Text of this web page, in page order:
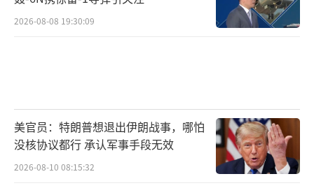
史上“最大开盘跌点纪录”。
停的走势。
有岛内网友直言，“台股充满台湾价值，
全部亮绿灯”“股市也变‘青鸟’了吗？”
2026-08-08 19:30:09
美官员：特朗普想退出伊朗战事，哪怕
没核协议都行 承认军事手段无效
2026-08-10 08:15:32